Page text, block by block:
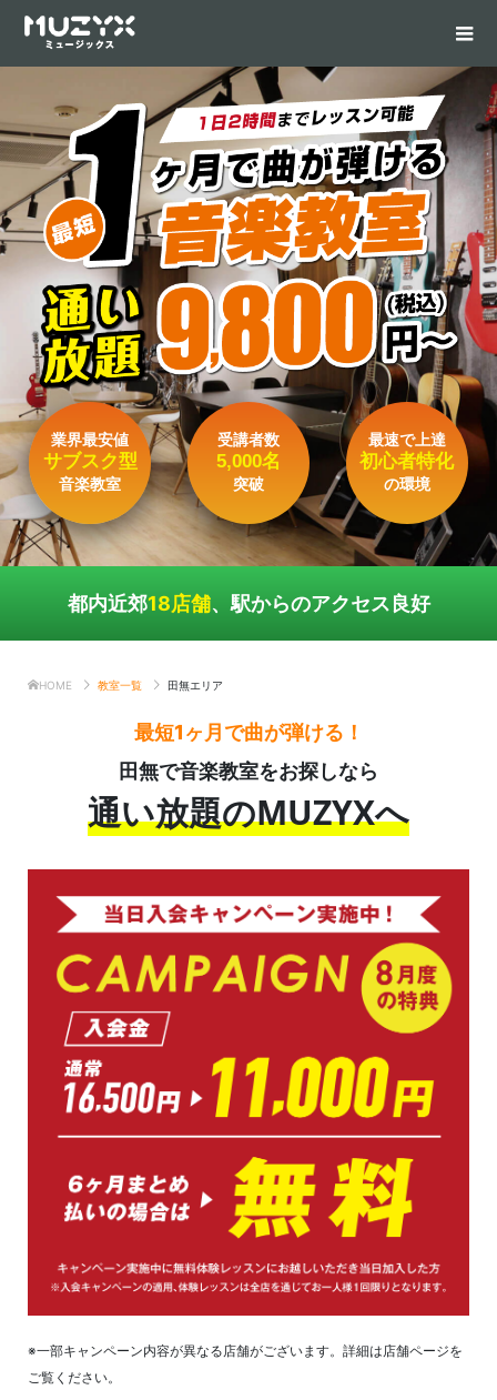
業界最安値
サブスク型
音楽教室
受講者数
5,000名
突破
最速で上達
初心者特化
の環境
都内近郊18店舗、駅からのアクセス良好
HOME 教室一覧 田無エリア
最短1ヶ月で曲が弾ける！
田無で音楽教室をお探しなら
通い放題のMUZYXへ
※一部キャンペーン内容が異なる店舗がございます。詳細は店舗ページを
ご覧ください。